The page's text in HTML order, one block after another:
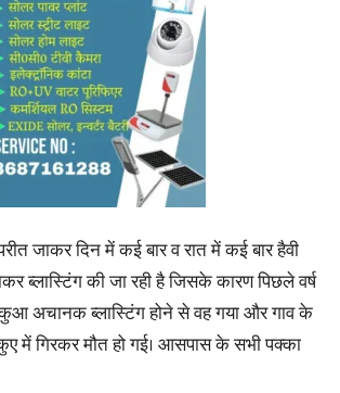
जाकर दिन में कई बार व रात में कई बार हैवी
ब्लास्टिंग की जा रही है जिसके कारण पिछले वर्ष
अचानक ब्लास्टिंग होने से वह गया और गाव के
में गिरकर मौत हो गई। आसपास के सभी पक्का